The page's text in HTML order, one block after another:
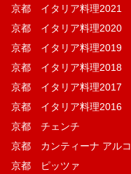
京都 イタリア料理2021
京都 イタリア料理2020
京都 イタリア料理2019
京都 イタリア料理2018
京都 イタリア料理2017
京都 イタリア料理2016
京都 チェンチ
京都 カンティーナ アルコ
京都 ピッツァ